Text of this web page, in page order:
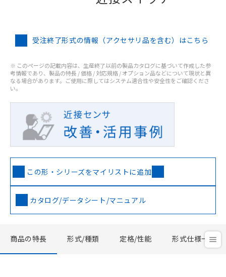
受注終了形式の情報（アクセサリ品を含む）はこちら
※ このページの記載内容は、生産終了以前の製品カタログに基づいて作成した参
考情報であり、製品の特長 / 価格 / 対応規格 / オプション品などについて現状と異
なる場合があります。ご使用に際してはシステム適合性や安全性をご確認くださ
い。
この形・シリーズをマイリストに追加
カタログ/データシート/マニュアル
商品の特長 形式/種類 定格/性能 形式仕様一覧